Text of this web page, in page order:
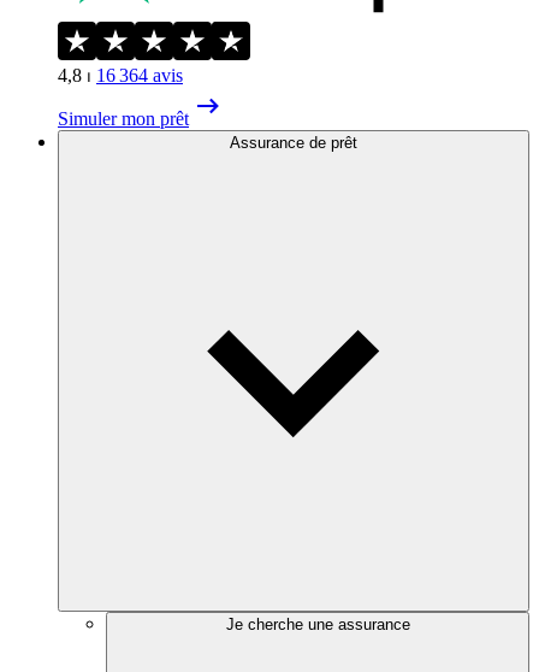
4,8 ⏐ 16 364 avis
Simuler mon prêt
Assurance de prêt
Je cherche une assurance